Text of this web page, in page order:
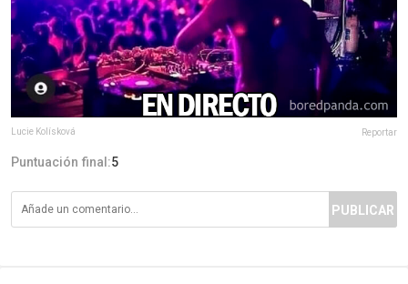
Lucie Kolísková Reportar
Puntuación final:5
PUBLICAR